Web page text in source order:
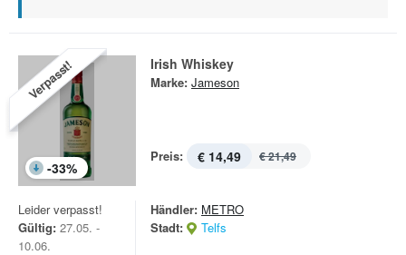
Verpasst!
-33%
Irish Whiskey
Marke: Jameson
Preis: € 14,49 € 21,49
Leider verpasst!
Gültig: 27.05. -
10.06.
Händler: METRO
Stadt:
Telfs